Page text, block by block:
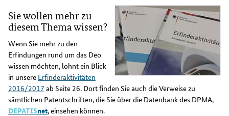
Sie wollen mehr zu
diesem Thema wissen?
Wenn Sie mehr zu den
Erfindungen rund um das Deo
wissen möchten, lohnt ein Blick
in unsere Erfinderaktivitäten
2016/2017 ab Seite 26. Dort finden Sie auch die Verweise zu
sämtlichen Patentschriften, die Sie über die Datenbank des DPMA,
DEPATISnet, einsehen können.